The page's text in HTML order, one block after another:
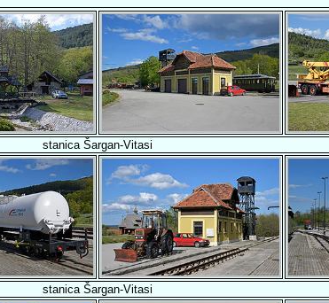
stanica Šargan-Vitasi
stanica Šargan-Vitasi